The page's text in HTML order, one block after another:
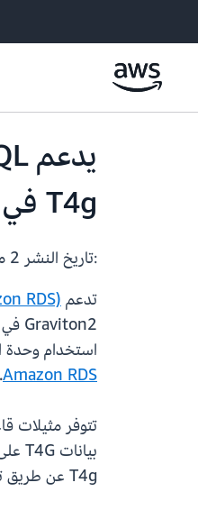
T4g في منطقة AWS في آسيا والمحيط الهادئ (ماليزيا)
:تاريخ النشر
تدعمRDS)
استخدام وحدة
Amazon RDS
.
T4g عن طريق تعديل نوع مثيل قاعدة البيانات إلى T4G باستخدام وحدة إدارة تحكم AWS أو AWS CLI. لمزيد من التفاصيل، راجع